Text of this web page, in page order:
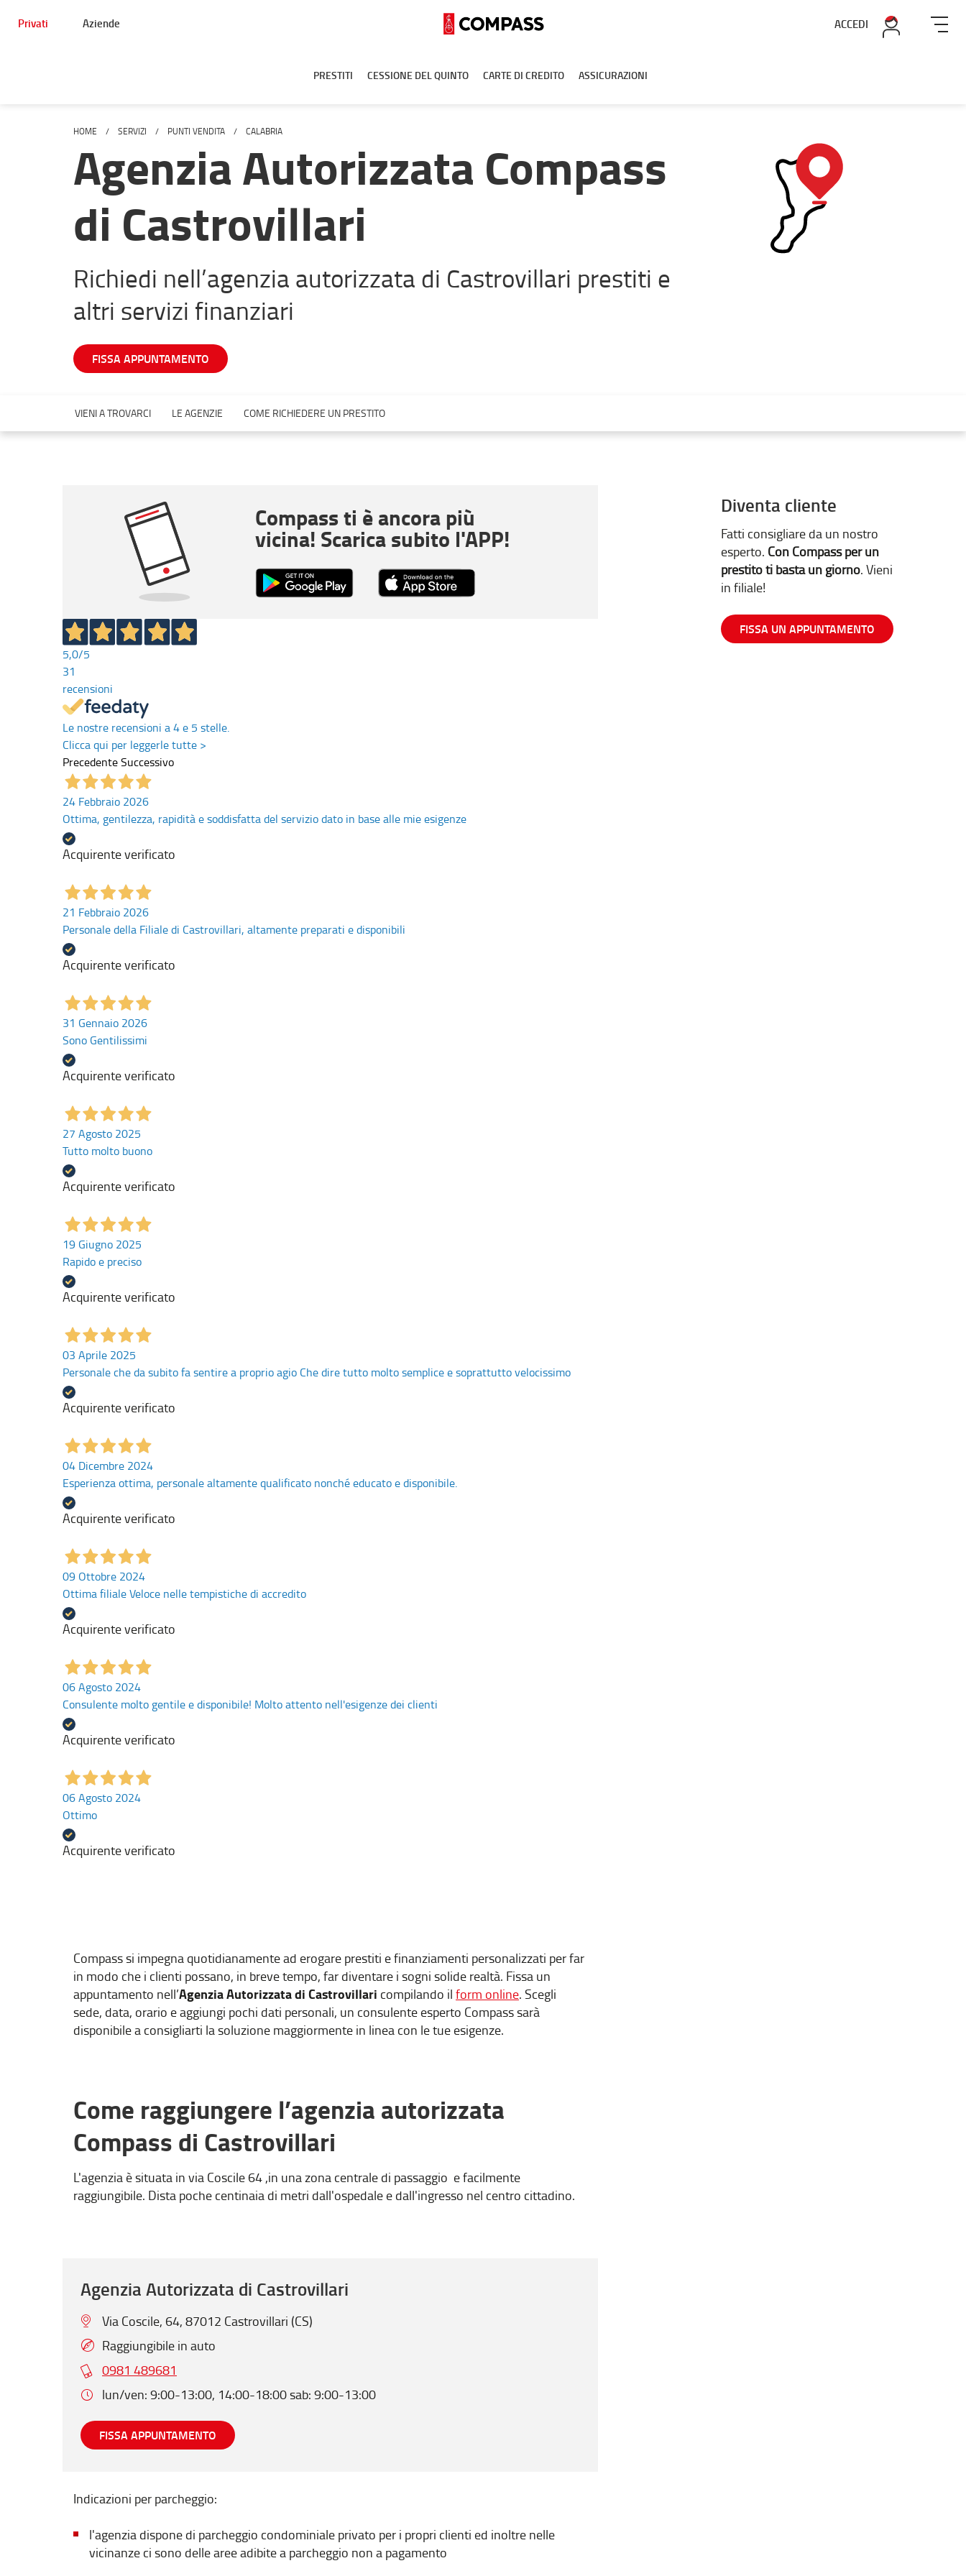
Privati Aziende ACCEDI
PRESTITI CESSIONE DEL QUINTO CARTE DI CREDITO ASSICURAZIONI
HOME SERVIZI PUNTI VENDITA CALABRIA
Agenzia Autorizzata Compass
di Castrovillari
Richiedi nell’agenzia autorizzata di Castrovillari prestiti e
altri servizi finanziari
FISSA APPUNTAMENTO
VIENI A TROVARCI LE AGENZIE COME RICHIEDERE UN PRESTITO
Compass ti è ancora più
vicina! Scarica subito l'APP!
5,0/5
31
recensioni
Le nostre recensioni a 4 e 5 stelle.
Clicca qui per leggerle tutte >
PrecedenteSuccessivo
24 Febbraio 2026
Ottima, gentilezza, rapidità e soddisfatta del servizio dato in base alle mie esigenze
Acquirente verificato
21 Febbraio 2026
Personale della Filiale di Castrovillari, altamente preparati e disponibili
Acquirente verificato
31 Gennaio 2026
Sono Gentilissimi
Acquirente verificato
27 Agosto 2025
Tutto molto buono
Acquirente verificato
19 Giugno 2025
Rapido e preciso
Acquirente verificato
03 Aprile 2025
Personale che da subito fa sentire a proprio agio Che dire tutto molto semplice e soprattutto velocissimo
Acquirente verificato
04 Dicembre 2024
Esperienza ottima, personale altamente qualificato nonché educato e disponibile.
Acquirente verificato
09 Ottobre 2024
Ottima filiale Veloce nelle tempistiche di accredito
Acquirente verificato
06 Agosto 2024
Consulente molto gentile e disponibile! Molto attento nell'esigenze dei clienti
Acquirente verificato
06 Agosto 2024
Ottimo
Acquirente verificato
Compass si impegna quotidianamente ad erogare prestiti e finanziamenti personalizzati per far
in modo che i clienti possano, in breve tempo, far diventare i sogni solide realtà. Fissa un
appuntamento nell’Agenzia Autorizzata di Castrovillari compilando il form online. Scegli
sede, data, orario e aggiungi pochi dati personali, un consulente esperto Compass sarà
disponibile a consigliarti la soluzione maggiormente in linea con le tue esigenze.
Come raggiungere l’agenzia autorizzata
Compass di Castrovillari
L'agenzia è situata in via Coscile 64 ,in una zona centrale di passaggio e facilmente
raggiungibile. Dista poche centinaia di metri dall'ospedale e dall'ingresso nel centro cittadino.
Agenzia Autorizzata di Castrovillari
Via Coscile, 64, 87012 Castrovillari (CS)
Raggiungibile in auto
0981 489681
lun/ven: 9:00-13:00, 14:00-18:00 sab: 9:00-13:00
FISSA APPUNTAMENTO
Indicazioni per parcheggio:
l'agenzia dispone di parcheggio condominiale privato per i propri clienti ed inoltre nelle
vicinanze ci sono delle aree adibite a parcheggio non a pagamento
Diventa cliente
Fatti consigliare da un nostro
esperto. Con Compass per un
prestito ti basta un giorno. Vieni
in filiale!
FISSA UN APPUNTAMENTO